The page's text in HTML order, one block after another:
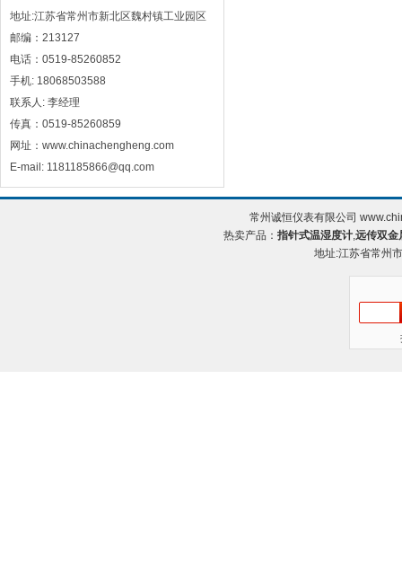
地址:江苏省常州市新北区魏村镇工业园区
邮编：213127
电话：0519-85260852
手机: 18068503588
联系人: 李经理
传真：0519-85260859
网址：www.chinachengheng.com
E-mail: 1181185866@qq.com
常州诚恒仪表有限公司
热卖产品：指针式温湿度计,远传双金
地址:江苏省常州